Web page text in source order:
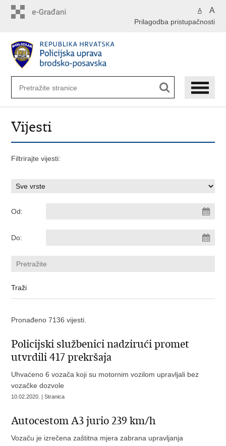
A A
Prilagodba pristupačnosti
Vijesti
Filtrirajte vijesti:
Od:
Do:
Pronađeno 7136 vijesti.
Policijski službenici nadzirući promet
utvrdili 417 prekršaja
Uhvaćeno 6 vozača koji su motornim vozilom upravljali bez
vozačke dozvole
10.02.2020. | Stranica
Autocestom A3 jurio 239 km/h
Vozaču je izrečena zaštitna mjera zabrana upravljanja